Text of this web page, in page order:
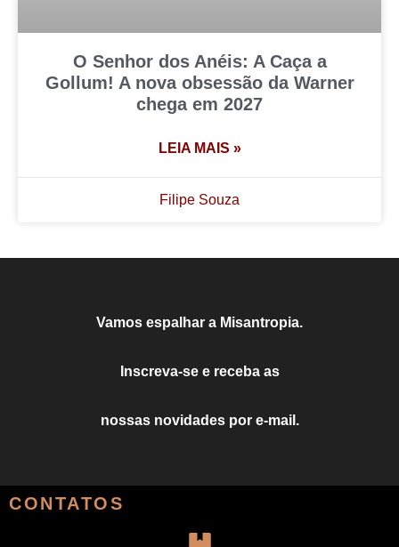
O Senhor dos Anéis: A Caça a
Gollum! A nova obsessão da Warner
chega em 2027
LEIA MAIS »
Filipe Souza
Vamos espalhar a Misantropia.
Inscreva-se e receba as
nossas novidades por e-mail.
CONTATOS